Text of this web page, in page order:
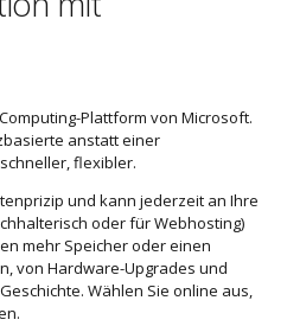
Plattform von Microsoft.
anstatt einer
flexibler.
und kann jederzeit an Ihre
oder für Webhosting)
mehr Speicher oder einen
von Hardware-Upgrades und
Wählen Sie online aus,